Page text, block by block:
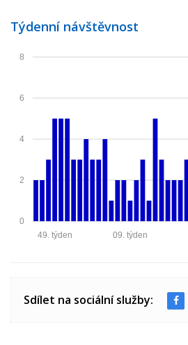
Týdenní návštěvnost
0
2
4
6
8
09. týden
49. týden
Sdílet na sociální služby: